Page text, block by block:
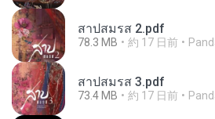
สาปสมรส 2.pdf
78.3 MB 約 17 日前
สาปสมรส 3.pdf
73.4 MB 約 17 日前